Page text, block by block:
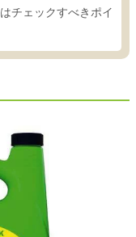
チェックすべきポイ